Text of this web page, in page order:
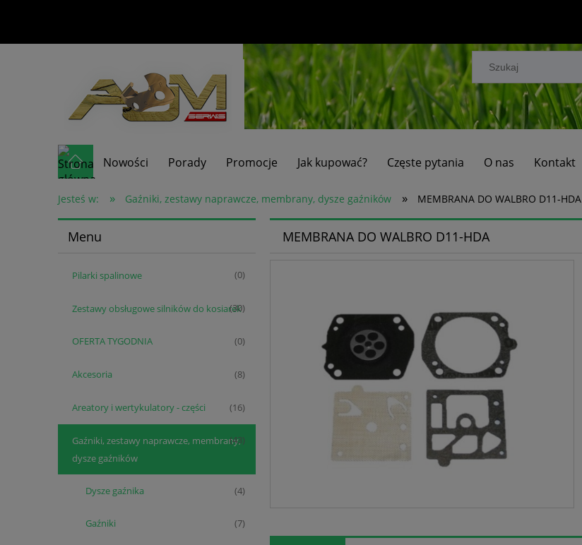
Nowości Porady Promocje Jak kupować? Częste pytania O nas Kontakt
Jesteś w: » Gaźniki, zestawy naprawcze, membrany, dysze gaźników » MEMBRANA DO WALBRO D11-HDA
Menu
Pilarki spalinowe (0)
Zestawy obsługowe silników do kosiarek
(30)
OFERTA TYGODNIA (0)
Akcesoria (8)
Areatory i wertykulatory - części (16)
Gaźniki, zestawy naprawcze, membrany,
dysze gaźników
(43)
Dysze gaźnika (4)
Gaźniki (7)
MEMBRANA DO WALBRO D11-HDA